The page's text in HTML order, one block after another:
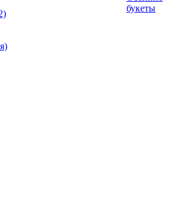
букеты